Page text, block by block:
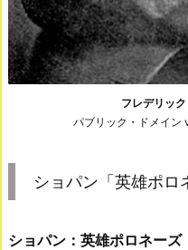
フレデリッ
パブリック・ドメイン
ショパン「英雄ポ
ショパン：英雄ポロネー